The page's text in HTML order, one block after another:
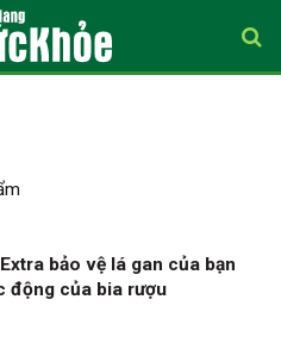
bảo vệ lá gan của bạn
động của bia rượu